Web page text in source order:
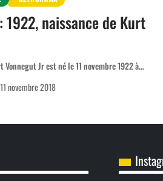
1922, naissance de Kurt
Vonnegut Jr est né le 11 novembre 1922 à…
11 novembre 2018